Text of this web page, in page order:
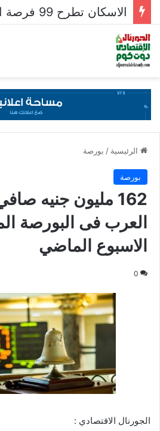
الرئيسية / بورصة
بورصة
162 مليون جنيه
العرب فى البورصة
الاسبوع الماضي
0
الجورنال الاقتصادي :